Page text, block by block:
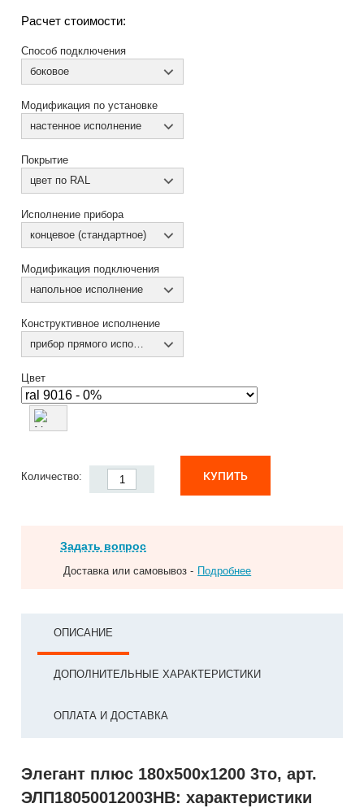
Расчет стоимости:
Способ подключения
боковое
Модификация по установке
настенное исполнение
Покрытие
цвет по RAL
Исполнение прибора
концевое (стандартное)
Модификация подключения
напольное исполнение
Конструктивное исполнение
прибор прямого исполнения
Цвет
Количество: КУПИТЬ
Задать вопрос
Доставка или самовывоз - Подробнее
ОПИСАНИЕ
ДОПОЛНИТЕЛЬНЫЕ ХАРАКТЕРИСТИКИ
ОПЛАТА И ДОСТАВКА
Элегант плюс 180x500x1200 3то, арт.
ЭЛП18050012003НВ: характеристики